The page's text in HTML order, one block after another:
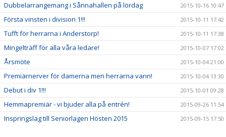
Dubbelarrangemang i Sånnahallen på lördag 2015-10-16 10:47
Första vinsten i division 1!!! 2015-10-11 17:42
Tufft för herrarna i Anderstorp! 2015-10-11 17:38
Mingelträff för alla våra ledare! 2015-10-07 17:02
Årsmöte 2015-10-04 21:00
Premiärnerver för damerna men herrarna vann! 2015-10-04 13:30
Debut i div 1!!! 2015-10-01 09:28
Hemmapremiär - vi bjuder alla på entrén! 2015-09-26 11:54
Inspringslag till Seniorlagen Hösten 2015 2015-09-15 17:50